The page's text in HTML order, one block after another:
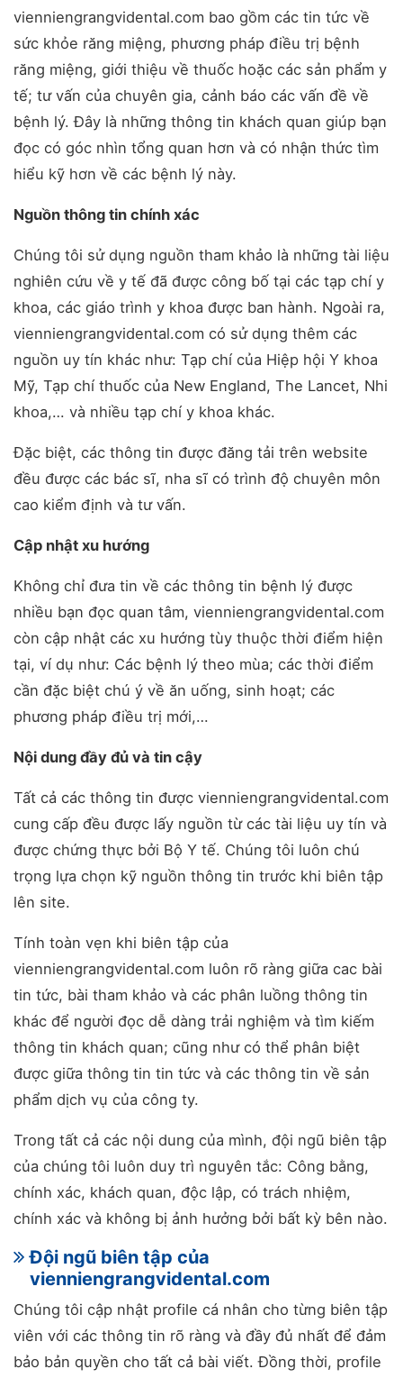
vienniengrangvidental.com bao gồm các tin tức về
sức khỏe răng miệng, phương pháp điều trị bệnh
răng miệng, giới thiệu về thuốc hoặc các sản phẩm y
tế; tư vấn của chuyên gia, cảnh báo các vấn đề về
bệnh lý. Đây là những thông tin khách quan giúp bạn
đọc có góc nhìn tổng quan hơn và có nhận thức tìm
hiểu kỹ hơn về các bệnh lý này.
Nguồn thông tin chính xác
Chúng tôi sử dụng nguồn tham khảo là những tài liệu
nghiên cứu về y tế đã được công bố tại các tạp chí y
khoa, các giáo trình y khoa được ban hành. Ngoài ra,
vienniengrangvidental.com có sử dụng thêm các
nguồn uy tín khác như: Tạp chí của Hiệp hội Y khoa
Mỹ, Tạp chí thuốc của New England, The Lancet, Nhi
khoa,… và nhiều tạp chí y khoa khác.
Đặc biệt, các thông tin được đăng tải trên website
đều được các bác sĩ, nha sĩ có trình độ chuyên môn
cao kiểm định và tư vấn.
Cập nhật xu hướng
Không chỉ đưa tin về các thông tin bệnh lý được
nhiều bạn đọc quan tâm, vienniengrangvidental.com
còn cập nhật các xu hướng tùy thuộc thời điểm hiện
tại, ví dụ như: Các bệnh lý theo mùa; các thời điểm
cần đặc biệt chú ý về ăn uống, sinh hoạt; các
phương pháp điều trị mới,…
Nội dung đầy đủ và tin cậy
Tất cả các thông tin được vienniengrangvidental.com
cung cấp đều được lấy nguồn từ các tài liệu uy tín và
được chứng thực bởi Bộ Y tế. Chúng tôi luôn chú
trọng lựa chọn kỹ nguồn thông tin trước khi biên tập
lên site.
Tính toàn vẹn khi biên tập của
vienniengrangvidental.com luôn rõ ràng giữa cac bài
tin tức, bài tham khảo và các phân luồng thông tin
khác để người đọc dễ dàng trải nghiệm và tìm kiếm
thông tin khách quan; cũng như có thể phân biệt
được giữa thông tin tin tức và các thông tin về sản
phẩm dịch vụ của công ty.
Trong tất cả các nội dung của mình, đội ngũ biên tập
của chúng tôi luôn duy trì nguyên tắc: Công bằng,
chính xác, khách quan, độc lập, có trách nhiệm,
chính xác và không bị ảnh hưởng bởi bất kỳ bên nào.
Đội ngũ biên tập của
vienniengrangvidental.com
Chúng tôi cập nhật profile cá nhân cho từng biên tập
viên với các thông tin rõ ràng và đầy đủ nhất để đảm
bảo bản quyền cho tất cả bài viết. Đồng thời, profile